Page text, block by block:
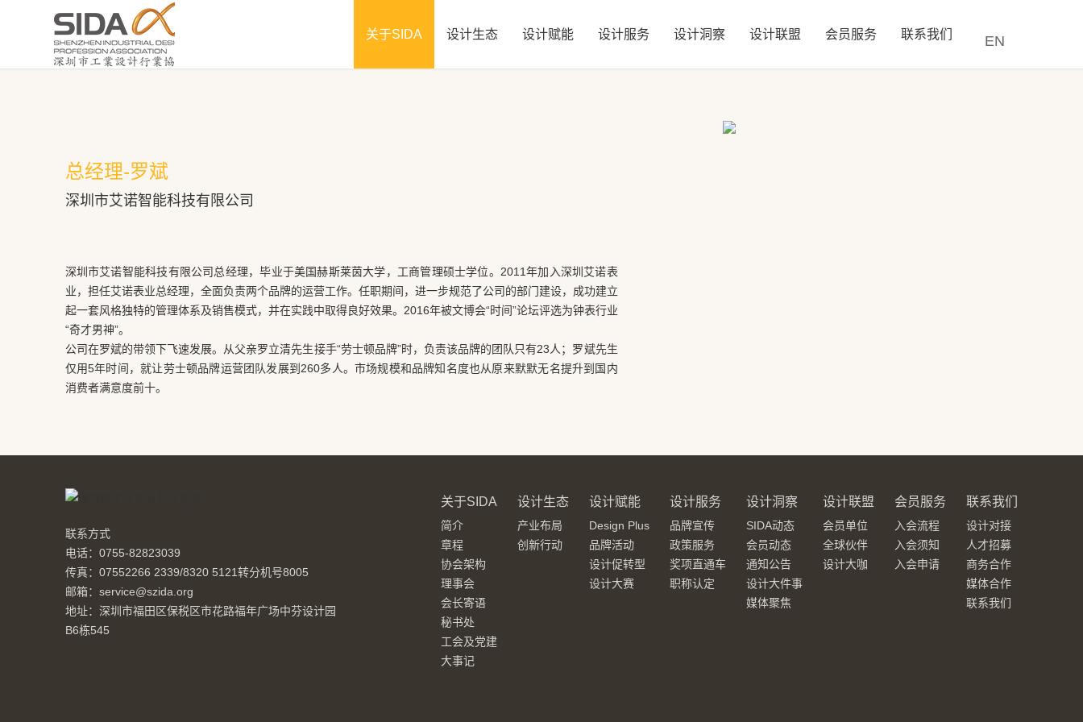
关于SIDA 设计生态 设计赋能 设计服务 设计洞察 设计联盟 会员服务 联系我们 EN
总经理-罗斌
深圳市艾诺智能科技有限公司
深圳市艾诺智能科技有限公司总经理，毕业于美国赫斯莱茵大学，工商管理硕士学位。2011年加入深圳艾诺表
业，担任艾诺表业总经理，全面负责两个品牌的运营工作。任职期间，进一步规范了公司的部门建设，成功建立
起一套风格独特的管理体系及销售模式，并在实践中取得良好效果。2016年被文博会“时间”论坛评选为钟表行业
“奇才男神”。
公司在罗斌的带领下飞速发展。从父亲罗立清先生接手“劳士顿品牌”时，负责该品牌的团队只有23人；罗斌先生
仅用5年时间，就让劳士顿品牌运营团队发展到260多人。市场规模和品牌知名度也从原来默默无名提升到国内
消费者满意度前十。
关于SIDA
简介
章程
协会架构
理事会
会长寄语
秘书处
工会及党建
大事记
设计生态
产业布局
创新行动
设计赋能
Design Plus
品牌活动
设计促转型
设计大赛
设计服务
品牌宣传
政策服务
奖项直通车
职称认定
设计洞察
SIDA动态
会员动态
通知公告
设计大件事
媒体聚焦
设计联盟
会员单位
全球伙伴
设计大咖
会员服务
入会流程
入会须知
入会申请
联系我们
设计对接
人才招募
商务合作
媒体合作
联系我们
联系方式
电话：0755-82823039
传真：07552266 2339/8320 5121转分机号8005
邮箱：service@szida.org
地址：深圳市福田区保税区市花路福年广场中芬设计园
B6栋545